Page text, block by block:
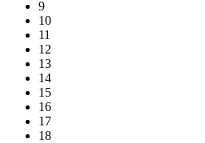
9
10
11
12
13
14
15
16
17
18